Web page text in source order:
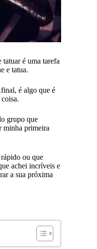
tatuar é uma tarefa
e tatua.
é algo que é
grupo que
minha primeira
ou que
achei incríveis e
a sua próxima